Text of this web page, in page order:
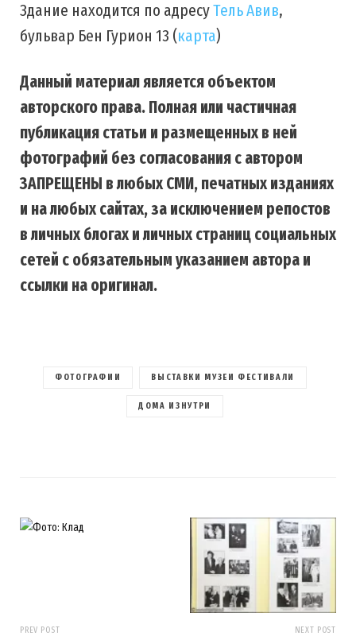
Здание находится по адресуТель Авив,
бульвар Бен Гурион 13 (карта)
Данный материал является объектом
авторского права. Полная или частичная
публикация статьи и размещенных в ней
фотографий без согласования с автором
ЗАПРЕЩЕНЫ в любых СМИ, печатных изданиях
и на любых сайтах, за исключением репостов
в личных блогах и личных страниц социальных
сетей с обязательным указанием автора и
ссылки на оригинал.
ФОТОГРАФИИ ВЫСТАВКИ МУЗЕИ ФЕСТИВАЛИ
ДОМА ИЗНУТРИ
PREV POST NEXT POST